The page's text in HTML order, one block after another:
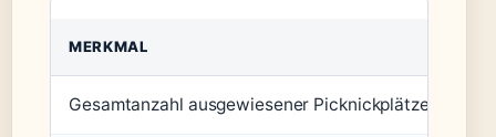
MERKMAL
Gesamtanzahl ausgewiesener Picknickplätze in